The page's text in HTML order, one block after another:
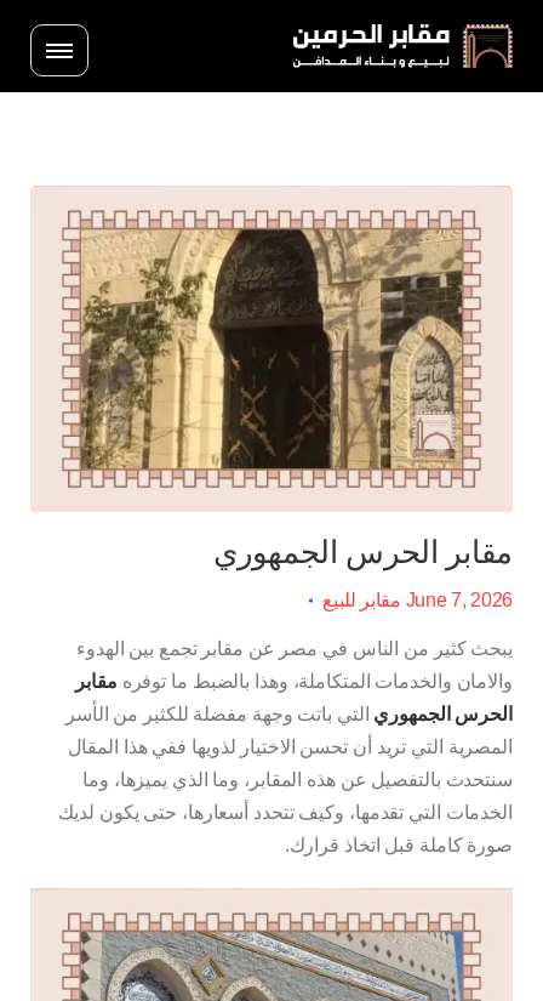
مقابر الحرس الجمهوري
June 7, 2026 مقابر للبيع
يبحث كثير من الناس في مصر عن مقابر تجمع بين الهدوء
والامان والخدمات المتكاملة، وهذا بالضبط ما توفره مقابر
الحرس الجمهوري التي باتت وجهة مفضلة للكثير من الأسر
المصرية التي تريد أن تحسن الاختيار لذويها ففي هذا المقال
سنتحدث بالتفصيل عن هذه المقابر، وما الذي يميزها، وما
الخدمات التي تقدمها، وكيف تتحدد أسعارها، حتى يكون لديك
صورة كاملة قبل اتخاذ قرارك.